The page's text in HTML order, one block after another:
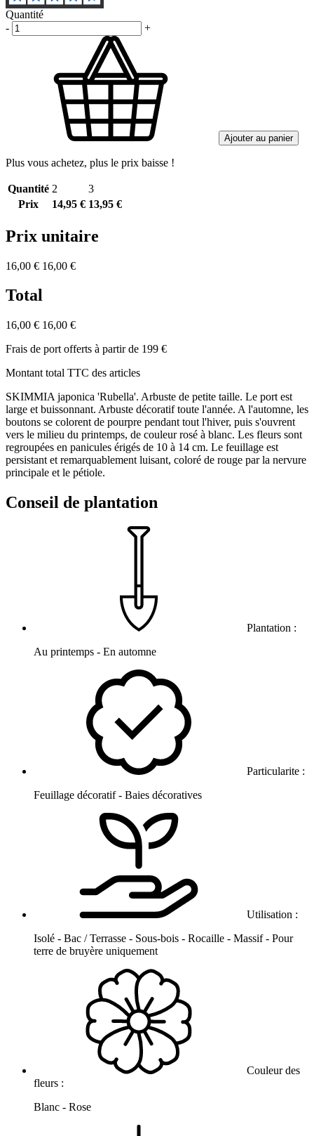
Quantité
-
+
Ajouter au panier
Plus vous achetez, plus le prix baisse !
Quantité 2
3
Prix
14,95 € 13,95 €
Prix unitaire
16,00 € 16,00 €
Total
16,00 € 16,00 €
Frais de port offerts à partir de 199 €
Montant total TTC des articles
SKIMMIA japonica 'Rubella'. Arbuste de petite taille. Le port est
large et buissonnant. Arbuste décoratif toute l'année. A l'automne, les
boutons se colorent de pourpre pendant tout l'hiver, puis s'ouvrent
vers le milieu du printemps, de couleur rosé à blanc. Les fleurs sont
regroupées en panicules érigés de 10 à 14 cm. Le feuillage est
persistant et remarquablement luisant, coloré de rouge par la nervure
principale et le pétiole.
Conseil de plantation
Plantation :
Au printemps - En automne
Particularite :
Feuillage décoratif - Baies décoratives
Utilisation :
Isolé - Bac / Terrasse - Sous-bois - Rocaille - Massif - Pour
terre de bruyère uniquement
Couleur des
fleurs :
Blanc - Rose